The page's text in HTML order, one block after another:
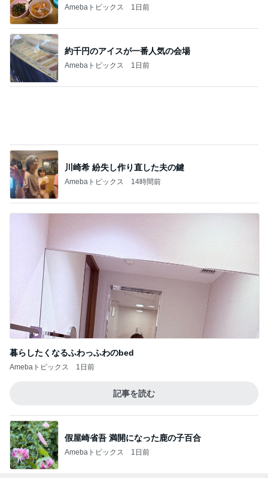
Amebaトピックス 1日前
約千円のアイスが一番人気の会場
Amebaトピックス 1日前
川崎希 紛失し作り直した夫の鍵
Amebaトピックス 14時間前
暮らしたくなるふわっふわのbed
Amebaトピックス 1日前
記事を読む
假屋崎省吾 満開になった鹿の子百合
Amebaトピックス 1日前